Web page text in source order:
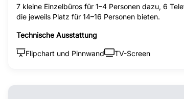
7 kleine Einzelbüros für 1–4 Personen dazu, 6
die jeweils Platz für 14–16 Personen bieten.
Technische Ausstattung
Flipchart und Pinnwand TV-Screen